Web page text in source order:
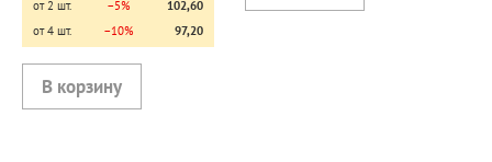
от 2 шт.
−5%
102,60
от 4 шт.
−10% 97,20